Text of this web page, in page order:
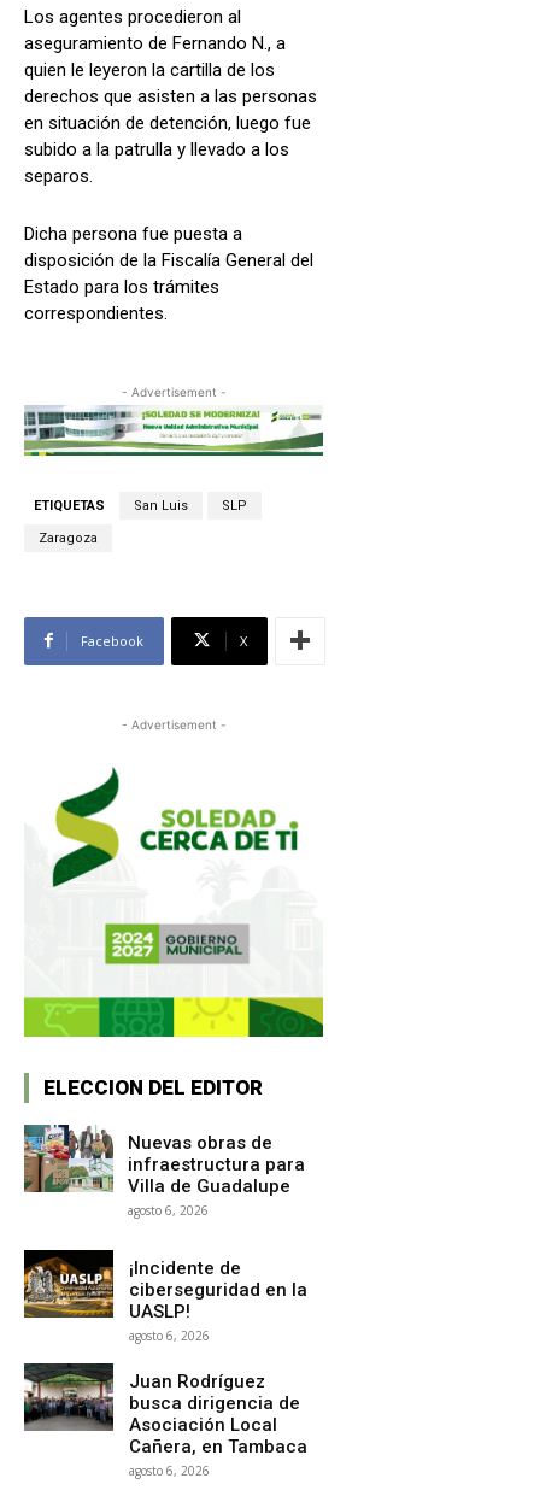
Los agentes procedieron al
aseguramiento de Fernando N., a
quien le leyeron la cartilla de los
derechos que asisten a las personas
en situación de detención, luego fue
subido a la patrulla y llevado a los
separos.
Dicha persona fue puesta a
disposición de la Fiscalía General del
Estado para los trámites
correspondientes.
- Advertisement -
ETIQUETAS San Luis SLP
Zaragoza
Facebook X
- Advertisement -
ELECCION DEL EDITOR
Nuevas obras de
infraestructura para
Villa de Guadalupe
agosto 6, 2026
¡Incidente de
ciberseguridad en la
UASLP!
agosto 6, 2026
Juan Rodríguez
busca dirigencia de
Asociación Local
Cañera, en Tambaca
agosto 6, 2026